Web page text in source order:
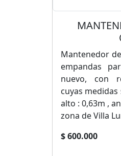
Mantenedor
empandas
nuevo, con
cuyas
alto : 0,63m ,
zona de Villa
$ 600.000